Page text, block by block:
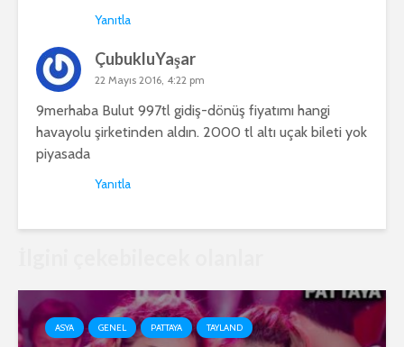
Yanıtla
ÇubukluYaşar
22 Mayıs 2016, 4:22 pm
9merhaba Bulut 997tl gidiş-dönüş fiyatımı hangi
havayolu şirketinden aldın. 2000 tl altı uçak bileti yok
piyasada
Yanıtla
ASYA GENEL PATTAYA TAYLAND